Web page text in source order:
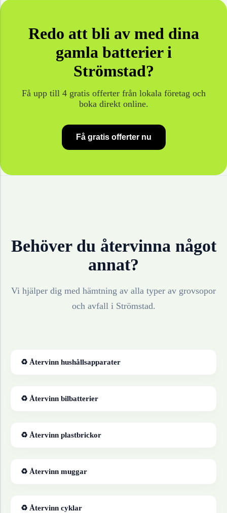
Redo att bli av med dina
gamla batterieri
Strömstad?
Få upp till 4 gratis offerter från lokala företag och
boka direkt online.
Få gratis offerter nu
Behöver du återvinna något
annat?
Vi hjälper dig med hämtning av alla typer av grovsopor
och avfall i Strömstad.
♻ Återvinn hushållsapparater
♻ Återvinn bilbatterier
♻ Återvinn plastbrickor
♻ Återvinn muggar
♻ Återvinn cyklar